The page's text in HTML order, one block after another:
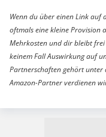
Wenn du über einen Link auf
oftmals eine kleine Provision
Mehrkosten und dir bleibt
keinem Fall Auswirkung auf
Partnerschaften gehört unter
Amazon-Partner verdienen